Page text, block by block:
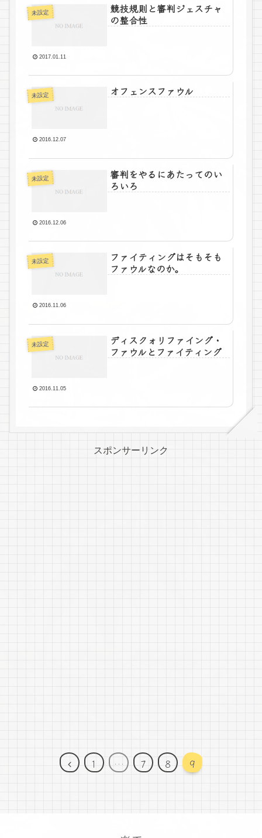
未設定
競技規則と審判ジェスチャ
の整合性
2017.01.11
未設定 オフェンスファウル
2016.12.07
未設定
審判をやるにあたってのい
ろいろ
2016.12.06
未設定
ファイティングはそもそも
ファウルなのか。
2016.11.06
未設定
ディスクォリファイング・
ファウルとファイティング
2016.11.05
スポンサーリンク
前
1 … 7 8 9